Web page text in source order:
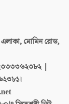
এলাকা, মোমিন রোড,
|